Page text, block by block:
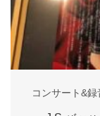
コンサート&録